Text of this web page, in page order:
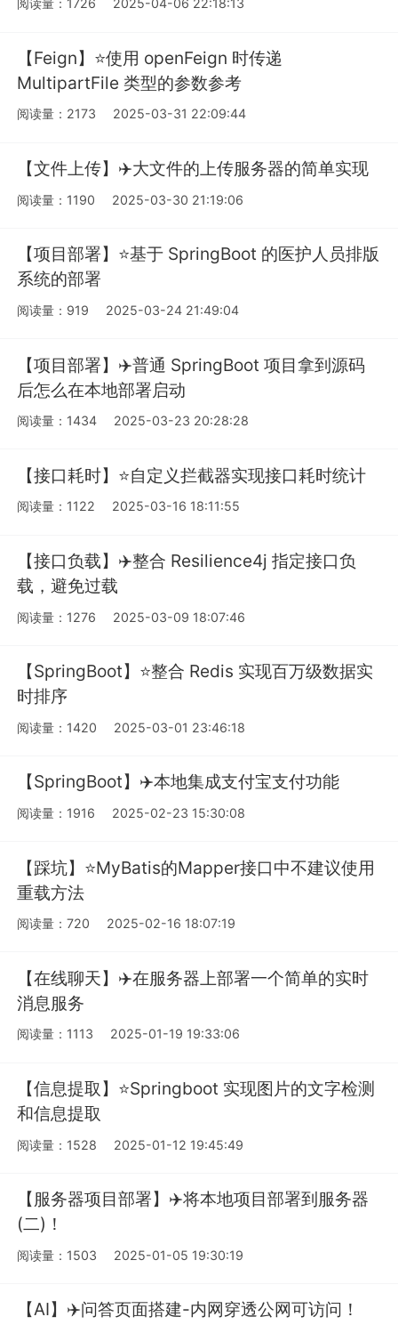
阅读量：1726 2025-04-06 22:18:13
【Feign】⭐️使用 openFeign 时传递
MultipartFile 类型的参数参考
阅读量：2173 2025-03-31 22:09:44
【文件上传】✈️大文件的上传服务器的简单实现
阅读量：1190 2025-03-30 21:19:06
【项目部署】⭐️基于 SpringBoot 的医护人员排版
系统的部署
阅读量：919 2025-03-24 21:49:04
【项目部署】✈️普通 SpringBoot 项目拿到源码
后怎么在本地部署启动
阅读量：1434 2025-03-23 20:28:28
【接口耗时】⭐️自定义拦截器实现接口耗时统计
阅读量：1122 2025-03-16 18:11:55
【接口负载】✈️整合 Resilience4j 指定接口负
载，避免过载
阅读量：1276 2025-03-09 18:07:46
【SpringBoot】⭐️整合 Redis 实现百万级数据实
时排序
阅读量：1420 2025-03-01 23:46:18
【SpringBoot】✈️本地集成支付宝支付功能
阅读量：1916 2025-02-23 15:30:08
【踩坑】⭐️MyBatis的Mapper接口中不建议使用
重载方法
阅读量：720 2025-02-16 18:07:19
【在线聊天】✈️在服务器上部署一个简单的实时
消息服务
阅读量：1113 2025-01-19 19:33:06
【信息提取】⭐️Springboot 实现图片的文字检测
和信息提取
阅读量：1528 2025-01-12 19:45:49
【服务器项目部署】✈️将本地项目部署到服务器
(二)！
阅读量：1503 2025-01-05 19:30:19
【AI】✈️问答页面搭建-内网穿透公网可访问！